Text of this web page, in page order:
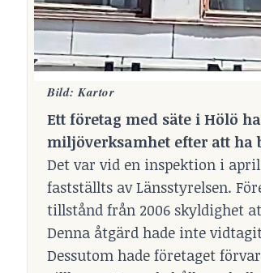
Bild: Kartor
Ett företag med säte i Hölö
miljöverksamhet efter att ha
Det var vid en inspektion i
fastställts av Länsstyrelsen.
tillstånd från 2006 skyldighet
Denna åtgärd hade inte
Dessutom hade företaget